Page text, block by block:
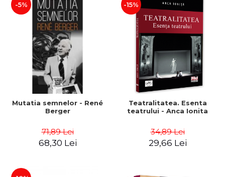
-5%
Mutatia semnelor - René
Berger
71,89 Lei
68,30 Lei
-15%
Teatralitatea. Esenta
teatrului - Anca Ionita
34,89 Lei
29,66 Lei